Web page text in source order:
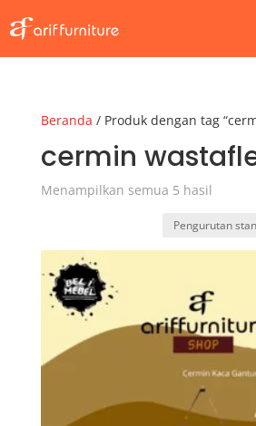
Beranda / Produk dengan tag
cermin
Menampilkan semua 5 hasil